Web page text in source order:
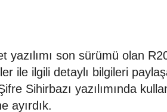
yazılımı son sürümü olan
ile ilgili detaylı bilgileri
Sihirbazı yazılımında
ayırdık.